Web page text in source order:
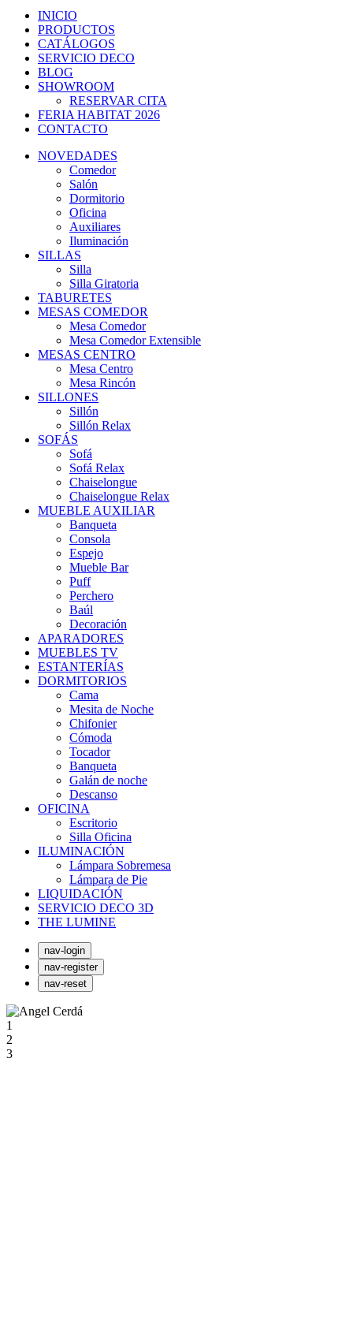
INICIO
PRODUCTOS
CATÁLOGOS
SERVICIO DECO
BLOG
SHOWROOM
RESERVAR CITA
FERIA HABITAT 2026
CONTACTO
NOVEDADES
Comedor
Salón
Dormitorio
Oficina
Auxiliares
Iluminación
SILLAS
Silla
Silla Giratoria
TABURETES
MESAS COMEDOR
Mesa Comedor
Mesa Comedor Extensible
MESAS CENTRO
Mesa Centro
Mesa Rincón
SILLONES
Sillón
Sillón Relax
SOFÁS
Sofá
Sofá Relax
Chaiselongue
Chaiselongue Relax
MUEBLE AUXILIAR
Banqueta
Consola
Espejo
Mueble Bar
Puff
Perchero
Baúl
Decoración
APARADORES
MUEBLES TV
ESTANTERÍAS
DORMITORIOS
Cama
Mesita de Noche
Chifonier
Cómoda
Tocador
Banqueta
Galán de noche
Descanso
OFICINA
Escritorio
Silla Oficina
ILUMINACIÓN
Lámpara Sobremesa
Lámpara de Pie
LIQUIDACIÓN
SERVICIO DECO 3D
THE LUMINE
nav-login
nav-register
nav-reset
1
2
3